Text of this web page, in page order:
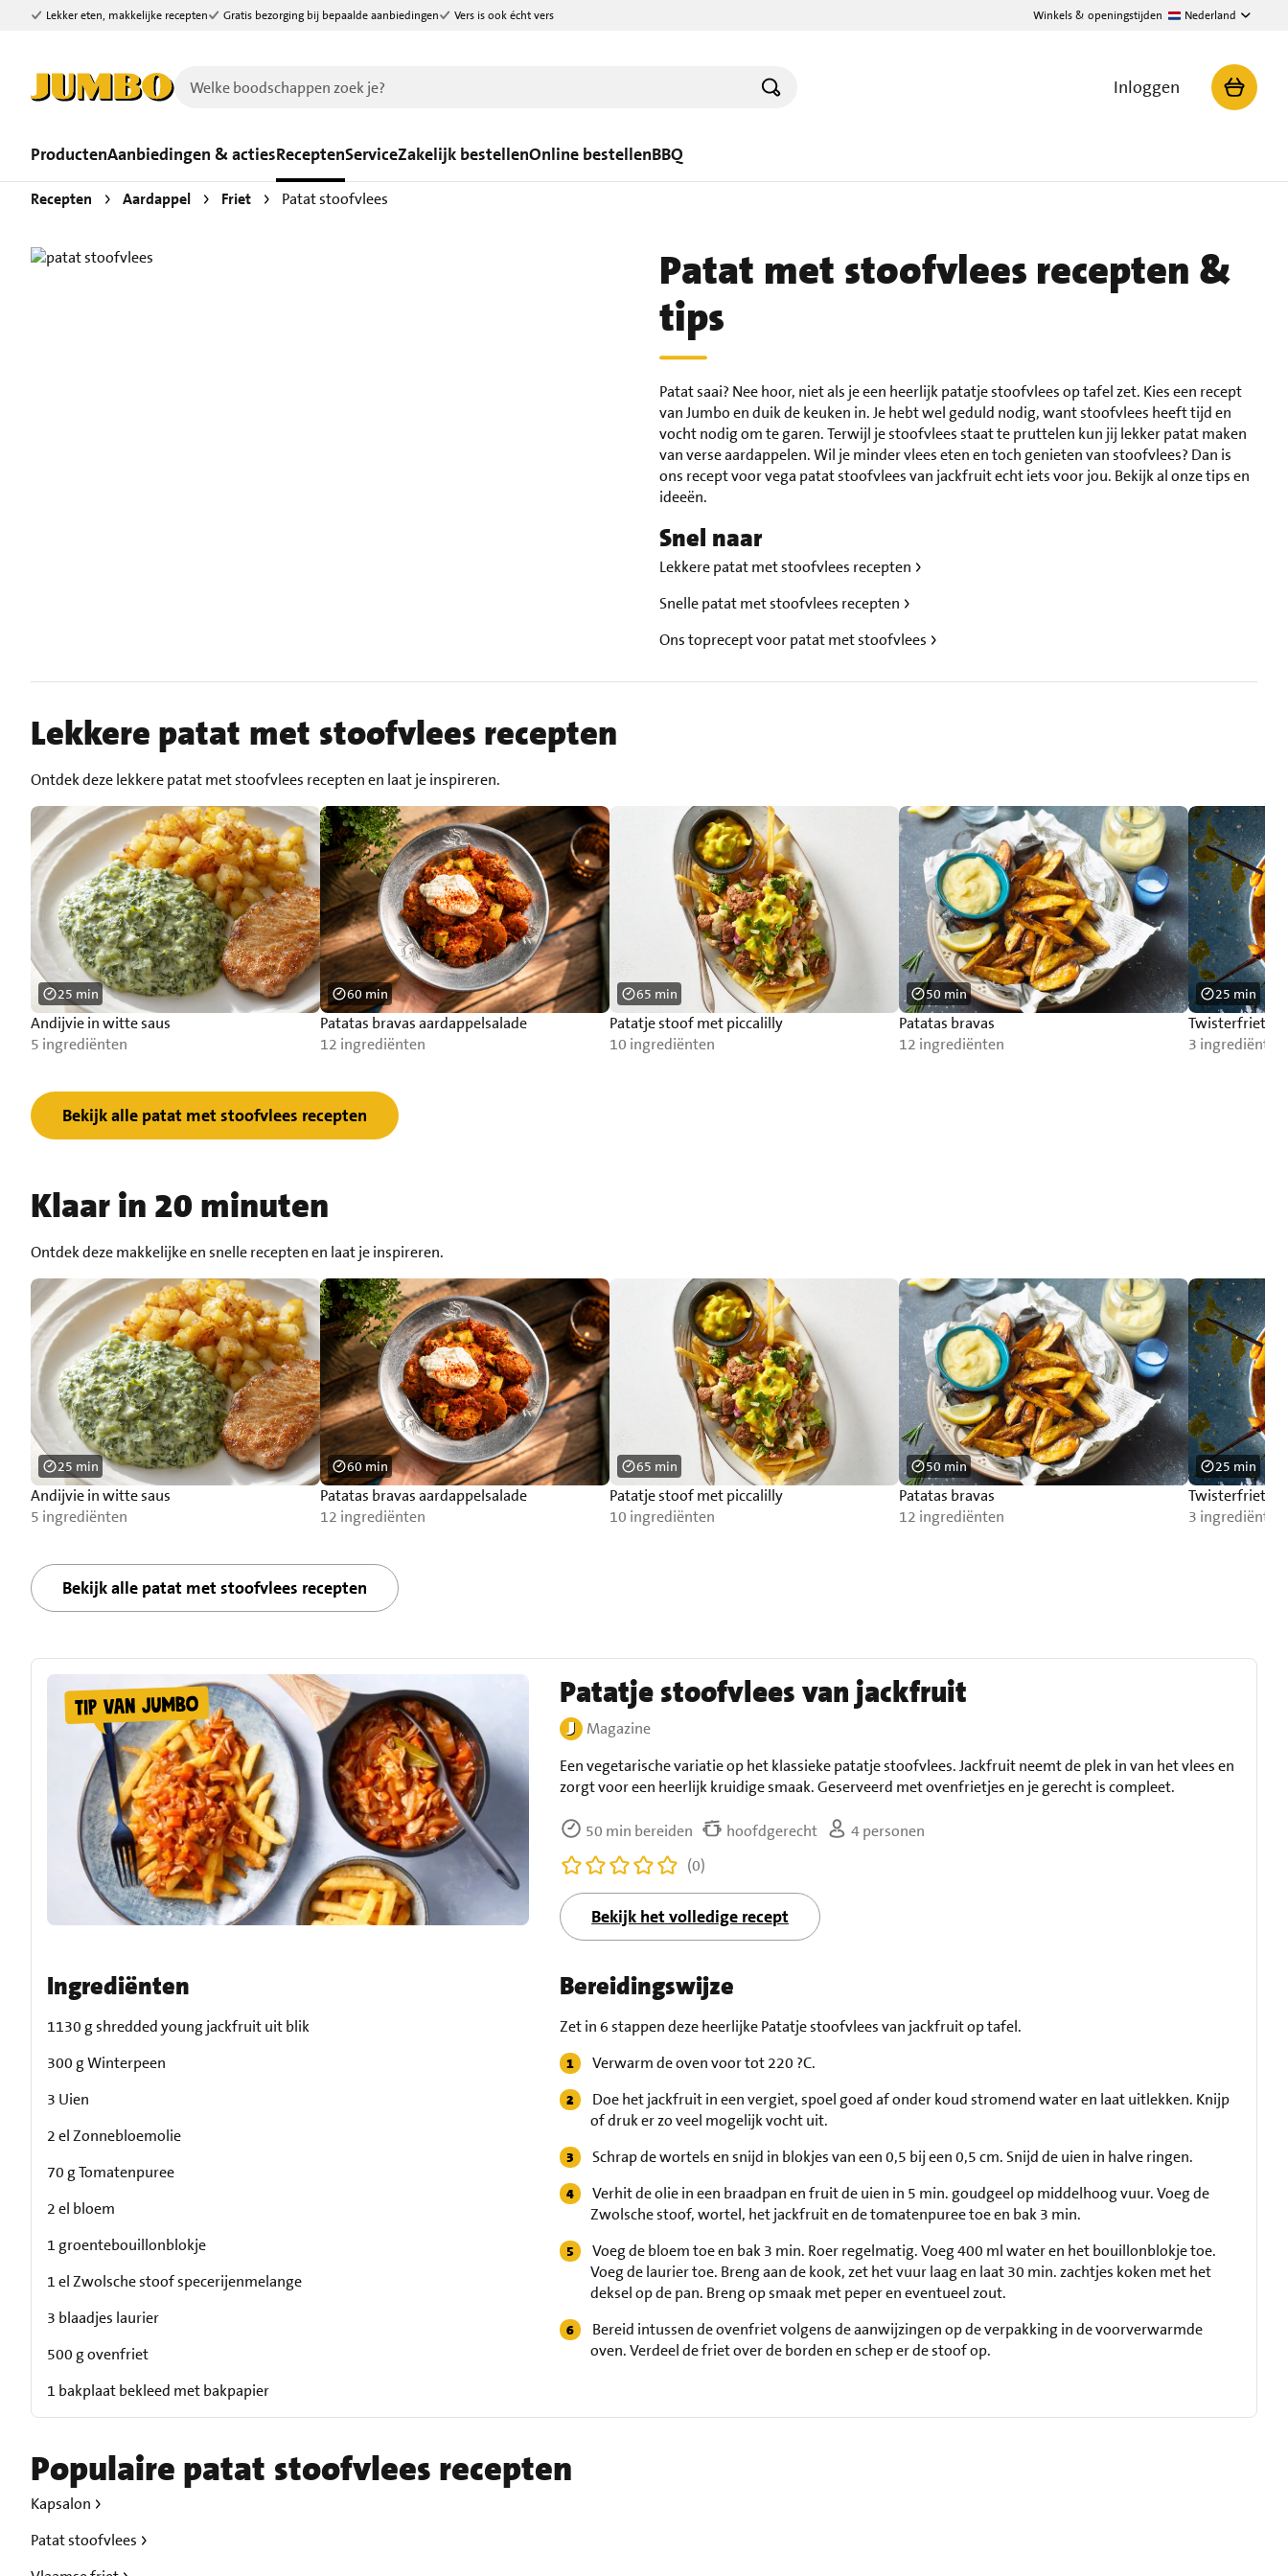
Ga naar zoeken
Ga naar hoofdinhoud
Lekker eten, makkelijke recepten Gratis bezorging bij bepaalde aanbiedingen Vers is ook écht vers Winkels & openingstijden Nederland
Inloggen
ProductenAanbiedingen & actiesReceptenServiceZakelijk bestellenOnline bestellenBBQ
Recepten Aardappel Friet Patat stoofvlees
Patat met stoofvlees recepten &
tips
Patat saai? Nee hoor, niet als je een heerlijk patatje stoofvlees op tafel zet. Kies een recept
van Jumbo en duik de keuken in. Je hebt wel geduld nodig, want stoofvlees heeft tijd en
vocht nodig om te garen. Terwijl je stoofvlees staat te pruttelen kun jij lekker patat maken
van verse aardappelen. Wil je minder vlees eten en toch genieten van stoofvlees? Dan is
ons recept voor vega patat stoofvlees van jackfruit echt iets voor jou. Bekijk al onze tips en
ideeën.
Snel naar
Lekkere patat met stoofvlees recepten
Snelle patat met stoofvlees recepten
Ons toprecept voor patat met stoofvlees
Lekkere patat met stoofvlees recepten
Ontdek deze lekkere patat met stoofvlees recepten en laat je inspireren.
Andijvie in witte saus
5 ingrediënten
25 min
Patatas bravas aardappelsalade
12 ingrediënten
60 min
Patatje stoof met piccalilly
10 ingrediënten
65 min
Patatas bravas
12 ingrediënten
50 min
Twisterfriet op
3 ingrediënten
25 min
Bekijk alle patat met stoofvlees recepten
Klaar in 20 minuten
Ontdek deze makkelijke en snelle recepten en laat je inspireren.
Andijvie in witte saus
5 ingrediënten
25 min
Patatas bravas aardappelsalade
12 ingrediënten
60 min
Patatje stoof met piccalilly
10 ingrediënten
65 min
Patatas bravas
12 ingrediënten
50 min
Twisterfriet op
3 ingrediënten
25 min
Bekijk alle patat met stoofvlees recepten
Patatje stoofvlees van jackfruit
Magazine
Een vegetarische variatie op het klassieke patatje stoofvlees. Jackfruit neemt de plek in van het vlees en
zorgt voor een heerlijk kruidige smaak. Geserveerd met ovenfrietjes en je gerecht is compleet.
50 min bereiden hoofdgerecht
4 personen
(0)
Bekijk het volledige recept
Ingrediënten
1130 g shredded young jackfruit uit blik
300 g Winterpeen
3 Uien
2 el Zonnebloemolie
70 g Tomatenpuree
2 el bloem
1 groentebouillonblokje
1 el Zwolsche stoof specerijenmelange
3 blaadjes laurier
500 g ovenfriet
1 bakplaat bekleed met bakpapier
Bereidingswijze
Zet in 6 stappen deze heerlijke Patatje stoofvlees van jackfruit op tafel.
Verwarm de oven voor tot 220 ?C.
Doe het jackfruit in een vergiet, spoel goed af onder koud stromend water en laat uitlekken. Knijp
of druk er zo veel mogelijk vocht uit.
Schrap de wortels en snijd in blokjes van een 0,5 bij een 0,5 cm. Snijd de uien in halve ringen.
Verhit de olie in een braadpan en fruit de uien in 5 min. goudgeel op middelhoog vuur. Voeg de
Zwolsche stoof, wortel, het jackfruit en de tomatenpuree toe en bak 3 min.
Voeg de bloem toe en bak 3 min. Roer regelmatig. Voeg 400 ml water en het bouillonblokje toe.
Voeg de laurier toe. Breng aan de kook, zet het vuur laag en laat 30 min. zachtjes koken met het
deksel op de pan. Breng op smaak met peper en eventueel zout.
Bereid intussen de ovenfriet volgens de aanwijzingen op de verpakking in de voorverwarmde
oven. Verdeel de friet over de borden en schep er de stoof op.
Populaire patat stoofvlees recepten
Kapsalon
Patat stoofvlees